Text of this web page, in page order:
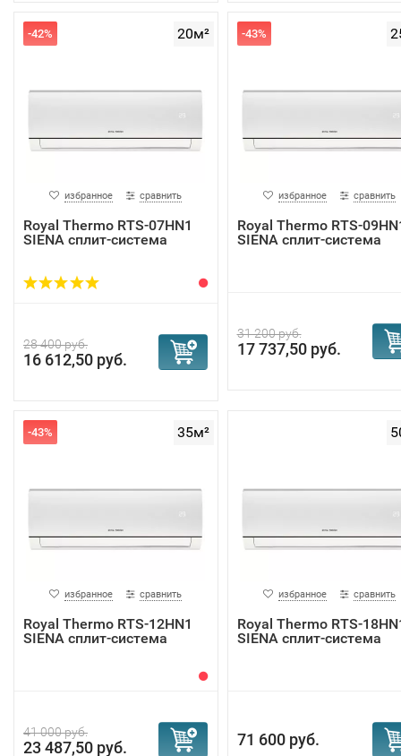
20м²
-42%
избранное сравнить
Royal Thermo RTS-07HN1
SIENA сплит-система
28 400 руб.
16 612,50 руб.
-43%
избранное сравнить
Royal Thermo RTS-
SIENA сплит-система
31 200 руб.
17 737,50 руб.
35м²
-43%
избранное сравнить
Royal Thermo RTS-12HN1
SIENA сплит-система
41 000 руб.
23 487,50 руб.
избранное сравнить
Royal Thermo RTS-
SIENA сплит-система
71 600 руб.